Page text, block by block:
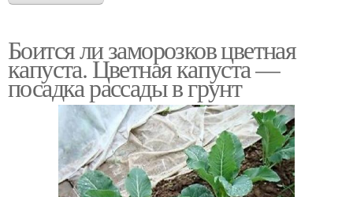
Боится ли заморозков цветная
капуста. Цветная капуста —
посадка рассады в грунт